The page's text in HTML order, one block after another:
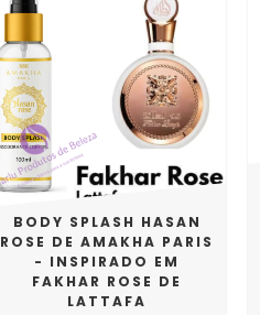
BODY SPLASH HASAN
ROSE DE AMAKHA PARIS
- INSPIRADO EM
FAKHAR ROSE DE
LATTAFA